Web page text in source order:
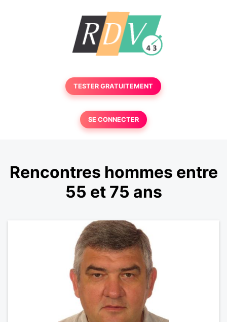
TESTER GRATUITEMENT
SE CONNECTER
Rencontres hommes entre
55 et 75 ans